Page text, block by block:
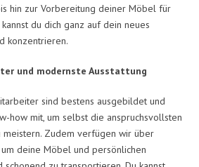
hin zur Vorbereitung deiner Möbel für
du dich ganz auf dein neues
konzentrieren.
und modernste Ausstattung
sind bestens ausgebildet und
how mit, um selbst die anspruchsvollsten
Zudem verfügen wir über
deine Möbel und persönlichen